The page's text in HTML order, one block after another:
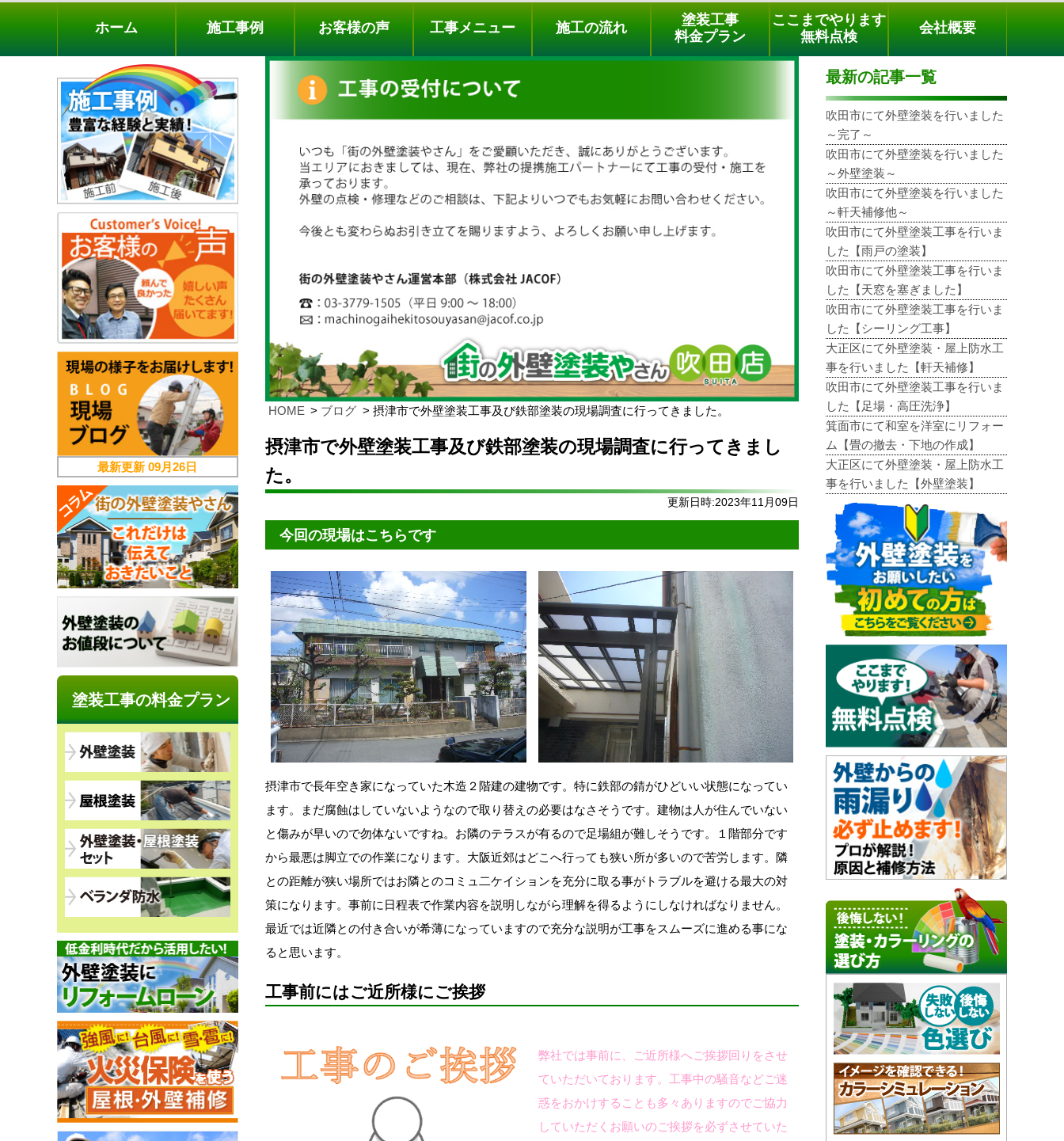
料金プラン 無料点検
電話でのご相談
[9時～18時まで受付中]
phone
ホーム 施工事例 お客様の声 工事メニュー 施工の流れ
塗装工事
料金プラン
ここまでやります
無料点検
会社概要
HOME ブログ 摂津市で外壁塗装工事及び鉄部塗装の現場調査に行ってきました。
摂津市で外壁塗装工事及び鉄部塗装の現場調査に行ってきまし
た。
更新日時:2023年11月09日
今回の現場はこちらです
摂津市で長年空き家になっていた木造２階建の建物です。特に鉄部の錆がひどいい状態になってい
ます。まだ腐蝕はしていないようなので取り替えの必要はなさそうです。建物は人が住んでいない
と傷みが早いので勿体ないですね。お隣のテラスが有るので足場組が難しそうです。１階部分です
から最悪は脚立での作業になります。大阪近郊はどこへ行っても狭い所が多いので苦労します。隣
との距離が狭い場所ではお隣とのコミュ二ケイションを充分に取る事がトラブルを避ける最大の対
策になります。事前に日程表で作業内容を説明しながら理解を得るようにしなければなりません。
最近では近隣との付き合いが希薄になっていますので充分な説明が工事をスムーズに進める事にな
ると思います。
工事前にはご近所様にご挨拶
弊社では事前に、ご近所様へご挨拶回りをさせ
ていただいております。工事中の騒音などご迷
惑をおかけすることも多々ありますのでご協力
していただくお願いのご挨拶を必ずさせていた
最新の記事一覧
吹田市にて外壁塗装を行いました
～完了～
吹田市にて外壁塗装を行いました
～外壁塗装～
吹田市にて外壁塗装を行いました
～軒天補修他～
吹田市にて外壁塗装工事を行いま
した【雨戸の塗装】
吹田市にて外壁塗装工事を行いま
した【天窓を塞ぎました】
吹田市にて外壁塗装工事を行いま
した【シーリング工事】
大正区にて外壁塗装・屋上防水工
事を行いました【軒天補修】
吹田市にて外壁塗装工事を行いま
した【足場・高圧洗浄】
箕面市にて和室を洋室にリフォー
ム【畳の撤去・下地の作成】
大正区にて外壁塗装・屋上防水工
事を行いました【外壁塗装】
最新更新09月26日
塗装工事の料金プラン